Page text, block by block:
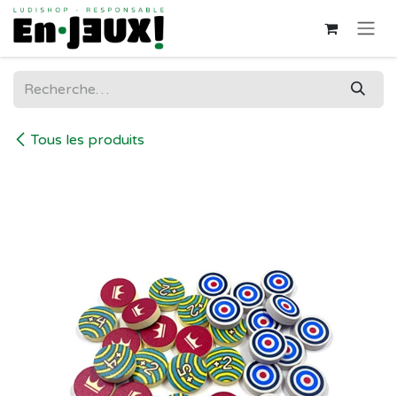
Se rendre au contenu
Tous les produits